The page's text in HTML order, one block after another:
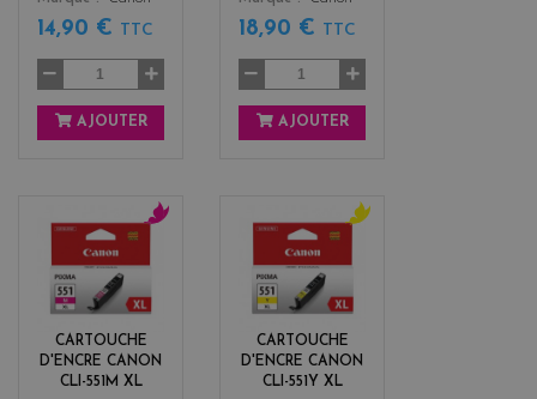
14,90 € TTC
AJOUTER
18,90 € TTC
AJOUTER
CARTOUCHE
D'ENCRE CANON
CLI-551M XL
a
e
n
t
CARTOUCHE
D'ENCRE CANON
CLI-551Y XL
e
l
o
w